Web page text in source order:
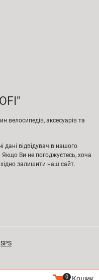
велосипедів, аксесуарів та
відвідувачів нашого
. Якщо Ви не погоджуєтесь, хоча
залишити наш сайт.
SPS
0 Кошик